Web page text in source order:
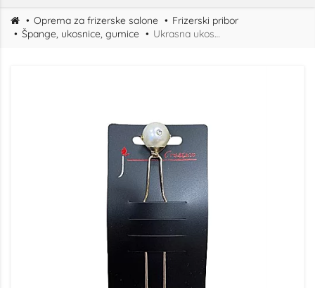
Oprema za frizerske salone
Frizerski pribor
Špange, ukosnice, gumice
Ukrasna ukosnica sa cirkonima